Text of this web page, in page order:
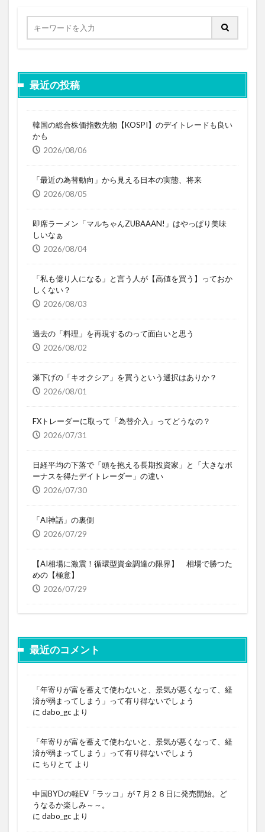
最近の投稿
韓国の総合株価指数先物【KOSPI】のデイトレードも良い
かも
2026/08/06
「最近の為替動向」から見える日本の実態、将来
2026/08/05
即席ラーメン「マルちゃんZUBAAAN!」はやっぱり美味
しいなぁ
2026/08/04
「私も億り人になる」と言う人が【高値を買う】っておか
しくない？
2026/08/03
過去の「料理」を再現するのって面白いと思う
2026/08/02
瀑下げの「キオクシア」を買うという選択はありか？
2026/08/01
FXトレーダーに取って「為替介入」ってどうなの？
2026/07/31
日経平均の下落で「頭を抱える長期投資家」と「大きなボ
ーナスを得たデイトレーダー」の違い
2026/07/30
「AI神話」の裏側
2026/07/29
【AI相場に激震！循環型資金調達の限界】 相場で勝つた
めの【極意】
2026/07/29
最近のコメント
「年寄りが富を蓄えて使わないと、景気が悪くなって、経
済が弱まってしまう」って有り得ないでしょう
に dabo_gc より
「年寄りが富を蓄えて使わないと、景気が悪くなって、経
済が弱まってしまう」って有り得ないでしょう
に ちりとて より
中国BYDの軽EV「ラッコ」が７月２８日に発売開始。ど
うなるか楽しみ～～。
に dabo_gc より